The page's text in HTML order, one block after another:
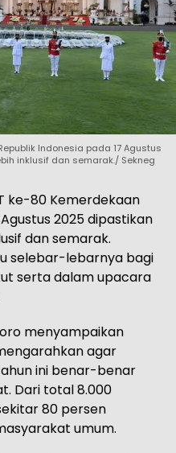
Indonesia pada 17 Agustus
inklusif dan semarak./ Sekneg
ke-80 Kemerdekaan
2025 dipastikan
dan semarak.
selebar-lebarnya bagi
serta dalam upacara
menyampaikan
agar
ini benar-benar
Dari total 8.000
80 persen
umum.